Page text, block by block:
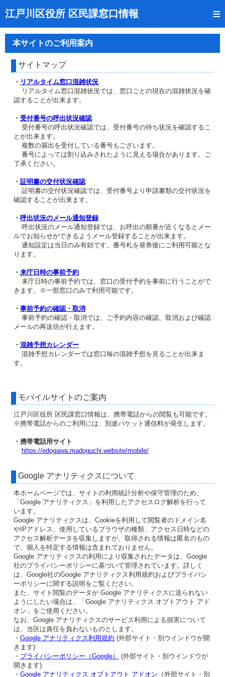
江戸川区役所 区民課窓口情報
トップページ
受付番号の呼出状況確認
証明書の交付状況確認
呼出状況のメール通知登録
来庁日時の事前予約
事前予約の確認・取消
混雑予想カレンダー
本サイトのご利用案内
本サイトのご利用案内
サイトマップ
・ リアルタイム窓口混雑状況
リアルタイム窓口混雑状況では、窓口ごとの現在の混雑状況を確
認することが出来ます。
・ 受付番号の呼出状況確認
受付番号の呼出状況確認では、受付番号の待ち状況を確認するこ
とが出来ます。
複数の届出を受付している番号もございます。
番号によっては割り込みされたように見える場合があります。ご
了承ください。
・ 証明書の交付状況確認
証明書の交付状況確認では、受付番号より申請書類の交付状況を
確認することが出来ます。
・ 呼出状況のメール通知登録
呼出状況のメール通知登録では、お呼出の順番が近くなるとメー
ルでお知らせができるようメール登録することが出来ます。
通知設定は当日のみ有効です。番号札を発券後にご利用可能とな
ります。
・ 来庁日時の事前予約
来庁日時の事前予約では、窓口の受付予約を事前に行うことがで
きます。※一部窓口のみで利用可能です。
・ 事前予約の確認・取消
事前予約の確認・取消では、ご予約内容の確認、取消および確認
メールの再送信が行えます。
・ 混雑予想カレンダー
混雑予想カレンダーでは窓口毎の混雑予想を見ることが出来ま
す。
モバイルサイトのご案内
江戸川区役所 区民課窓口情報は、携帯電話からの閲覧も可能です。
※携帯電話からのご利用には、別途パケット通信料が発生します。
・携帯電話用サイト
https://edogawa.madoguchi.website/mobile/
Google アナリティクスについて
本ホームページでは、サイトの利用統計分析や保守管理のため、
「Google アナリティクス」を利用したアクセスログ解析を行って
います。
Google アナリティクスは、Cookieを利用して閲覧者のドメイン名
やIPアドレス、使用しているブラウザの種類、アクセス日時などの
アクセス解析データを収集しますが、取得される情報は匿名のもの
で、個人を特定する情報は含まれておりません。
Google アナリティクスの利用により収集されたデータは、Google
社のプライバシーポリシーに基づいて管理されています。詳しく
は、Google社のGoogle アナリティクス利用規約およびプライバシ
ーポリシーに関する説明をご覧ください。
また、サイト閲覧のデータが Google アナリティクスに送られない
ようにしたい場合は、「Google アナリティクス オプトアウト アド
オン」をご使用ください。
なお、Google アナリティクスのサービス利用による損害について
は、当区は責任を負わないものとします。
・ Google アナリティクス利用規約 (外部サイト・別ウインドウが開
きます)
・ プライバシーポリシー（Google）
(外部サイト・別ウインドウが
開きます)
・ Google アナリティクス オプトアウト アドオン （外部サイト・別